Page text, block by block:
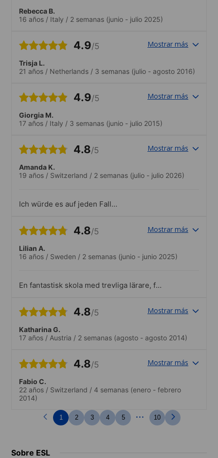
Rebecca B.
16 años / Italy / 2 semanas (junio - julio 2025)
4.9/5 Mostrar más
Trisja L.
21 años / Netherlands / 3 semanas (julio - agosto 2016)
4.9/5 Mostrar más
Giorgia M.
17 años / Italy / 3 semanas (junio - julio 2015)
4.8/5 Mostrar más
Amanda K.
19 años / Switzerland / 2 semanas (julio - julio 2026)
Ich würde es auf jeden Fall
ich dachte es gäbe eine Küche zur freien
auch etwas falsch verstanden 🤷🏼‍♀️.Die
Angebote waren sehr gut organisiert, das
4.8/5 Mostrar más
Lilian A.
16 años / Sweden / 2 semanas (junio - junio 2025)
En fantastisk skola med trevliga lärare, fin
stränder och till centrum. Det fanns även
som skolan ordnade runt om i staden.
4.8/5 Mostrar más
Katharina G.
17 años / Austria / 2 semanas (agosto - agosto 2014)
4.8/5 Mostrar más
Fabio C.
22 años / Switzerland / 4 semanas (enero - febrero
2014)
1 2 3 4 5 ... 10
Sobre ESL